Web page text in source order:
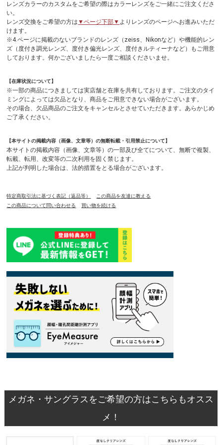
レンズカラーのカスタムをご希望の際はカラーレンズをご一緒にご注文くださ
い。
レンズ交換をご希望の方は ▼ページ下部▼ よりレンズのページへお進みいただ
けます。
※4.ページに掲載のないブランドのレンズ（zeiss、Nikonなど）や機能的レン
ズ（度付き調光レンズ、度付き偏光レンズ、度付きルティーナなど）もご用意
しております。何かございましたら一度ご相談くださいませ。
【在庫状況について】
※一部の商品につきましては実店舗と在庫を共有しております。ご注文のタイ
ミングによっては欠品となり、商品をご用意できない場合がございます。
その場合、欠品商品のご注文をキャンセルとさせていただきます。あらかじめ
ご了承ください。
【本サイトの掲載内容（画像、文章等）の無断転載・引用禁止について】
本サイトの掲載内容（画像、文章等）の一部及び全てについて、無断で複製、
転載、転用、改変等の二次利用を固く禁じます。
上記が判明した場合は、法的措置をとる場合がございます。
特定商取引法に基づく表記（返品等）
この商品を友達に教える
この商品について問い合わせる
買い物を続ける
メガネ・サングラスをご希望の方はこちらもオスス
メ！